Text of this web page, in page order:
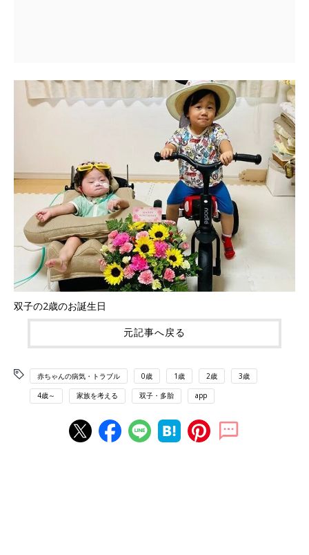
双子の2歳のお誕生日
元記事へ戻る
赤ちゃんの病気・トラブル 0歳 1歳 2歳 3歳
4歳～ 家族を考える 双子・多胎 app